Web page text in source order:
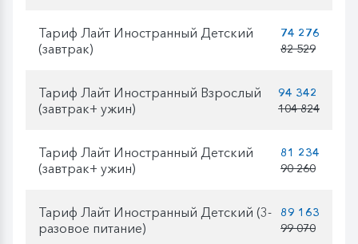
Тариф Лайт Иностранный Детский
(завтрак)
74 276
82 529
Тариф Лайт Иностранный Взрослый
(завтрак+ ужин)
94 342
104 824
Тариф Лайт Иностранный Детский
(завтрак+ ужин)
81 234
90 260
Тариф Лайт Иностранный Детский (3-
разовое питание)
89 163
99 070